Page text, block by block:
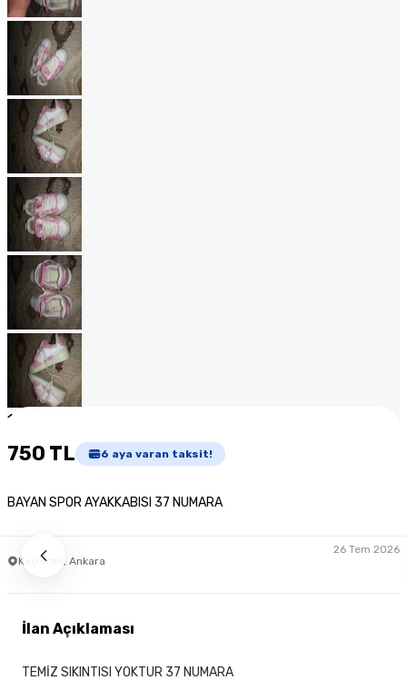
1
750 TL 6 aya varan taksit!
BAYAN SPOR AYAKKABISI 37 NUMARA
Keçiören, Ankara
26 Tem 2026
İlan Açıklaması
TEMİZ SIKINTISI YOKTUR 37 NUMARA